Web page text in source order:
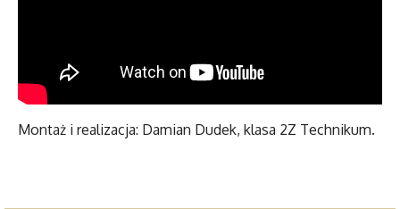
Montaż i realizacja: Damian Dudek, klasa 2Z Technikum.